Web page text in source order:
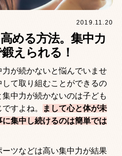
2019.11.20
める方法。集中力
えられる！
が続かないと悩んでいませ
て取り組むことができるの
中力が続かないのは子ども
すよね。
まして心と体が未
集中し続けるのは簡単では
ツなどは高い集中力が結果